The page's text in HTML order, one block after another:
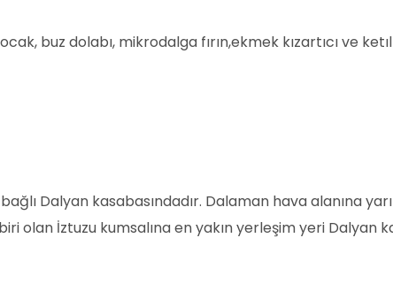
buz dolabı, mikrodalga fırın,ekmek kızartıcı ve
Dalyan kasabasındadır. Dalaman hava alanına
İztuzu kumsalına en yakın yerleşim yeri Dalyan